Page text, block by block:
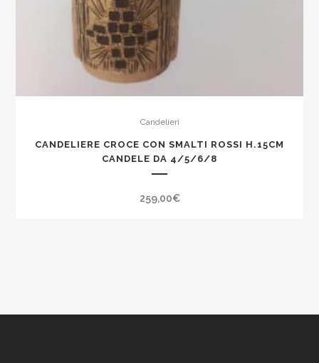
Candelieri
CANDELIERE CROCE CON SMALTI ROSSI H.15CM
CANDELE DA 4/5/6/8
259,00€